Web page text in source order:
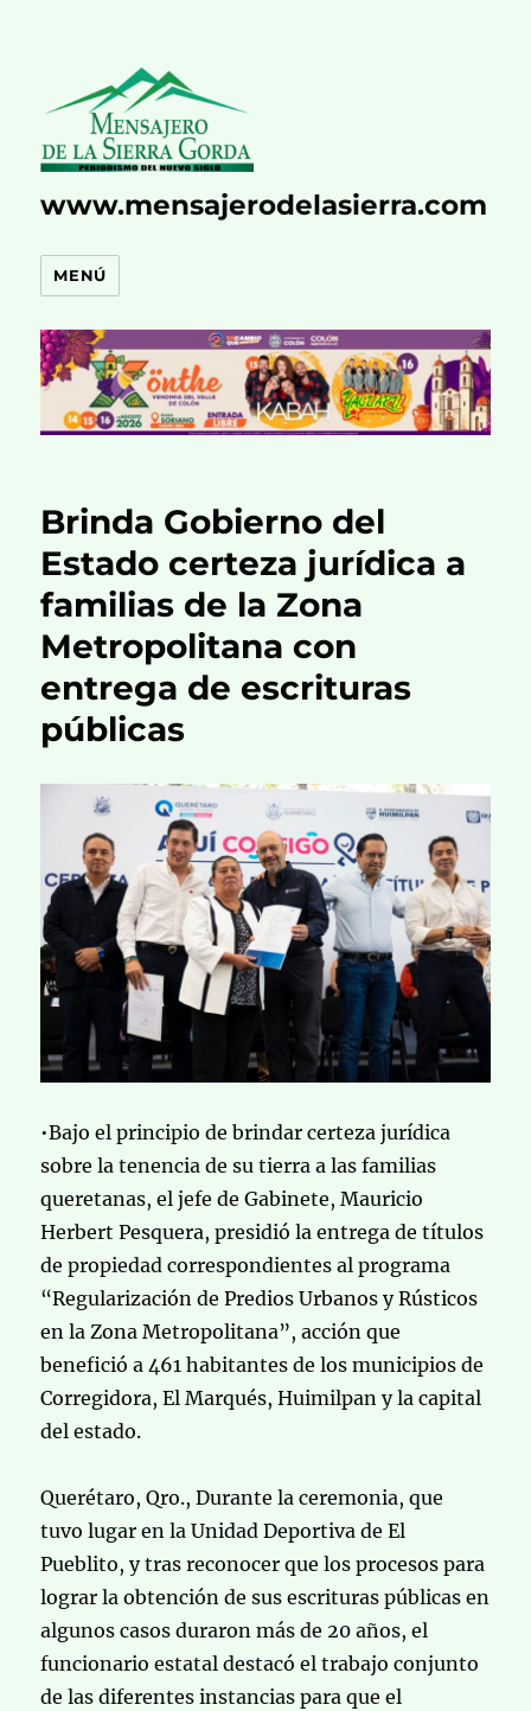
www.mensajerodelasierra.com
MENÚ
Brinda Gobierno del
Estado certeza jurídica a
familias de la Zona
Metropolitana con
entrega de escrituras
públicas
•Bajo el principio de brindar certeza jurídica
sobre la tenencia de su tierra a las familias
queretanas, el jefe de Gabinete, Mauricio
Herbert Pesquera, presidió la entrega de títulos
de propiedad correspondientes al programa
“Regularización de Predios Urbanos y Rústicos
en la Zona Metropolitana”, acción que
benefició a 461 habitantes de los municipios de
Corregidora, El Marqués, Huimilpan y la capital
del estado.
Querétaro, Qro., Durante la ceremonia, que
tuvo lugar en la Unidad Deportiva de El
Pueblito, y tras reconocer que los procesos para
lograr la obtención de sus escrituras públicas en
algunos casos duraron más de 20 años, el
funcionario estatal destacó el trabajo conjunto
de las diferentes instancias para que el